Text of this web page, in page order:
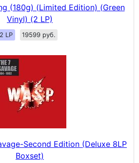
(180g) (Limited Edition) (Green
Vinyl) (2 LP)
2 LP 19599 руб.
Second Edition (Deluxe 8LP
Boxset)